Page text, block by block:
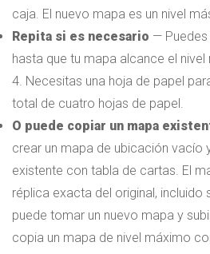
caja. El nuevo mapa es un nivel
Repita si es necesario —
hasta que tu mapa alcance el nivel
4. Necesitas una hoja de papel
total de cuatro hojas de papel.
O puede copiar un mapa
crear un mapa de ubicación vacío
existente con tabla de cartas. El
réplica exacta del original, incluido
puede tomar un nuevo mapa y
copia un mapa de nivel máximo